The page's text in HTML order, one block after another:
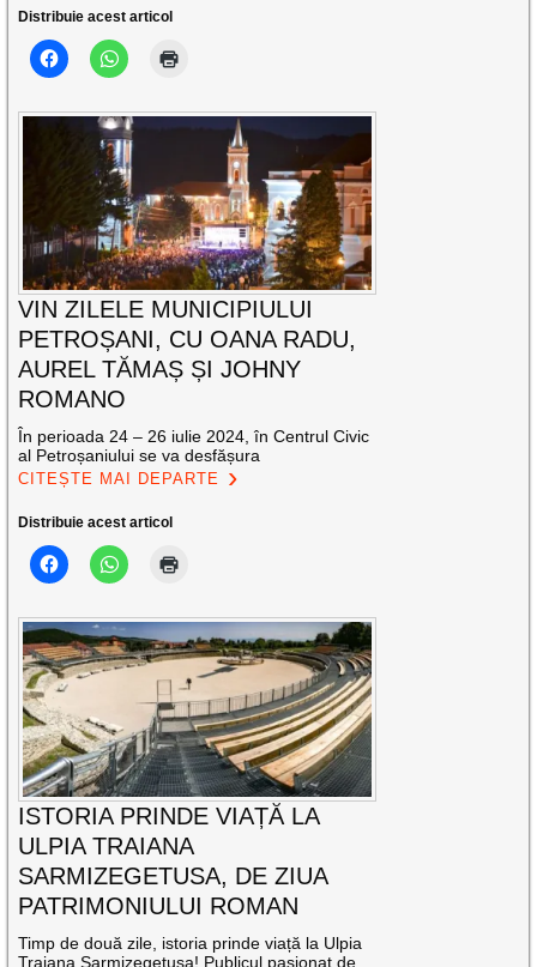
Distribuie acest articol
VIN ZILELE MUNICIPIULUI
PETROȘANI, CU OANA RADU,
AUREL TĂMAȘ ȘI JOHNY
ROMANO
În perioada 24 – 26 iulie 2024, în Centrul Civic
al Petroșaniului se va desfășura
CITEȘTE MAI DEPARTE
Distribuie acest articol
ISTORIA PRINDE VIAȚĂ LA
ULPIA TRAIANA
SARMIZEGETUSA, DE ZIUA
PATRIMONIULUI ROMAN
Timp de două zile, istoria prinde viață la Ulpia
Traiana Sarmizegetusa! Publicul pasionat de